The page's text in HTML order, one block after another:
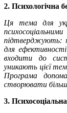
2. Психологічна
Ця тема для
підтверджують:
для
входити до
уникають цієї
Програма
створювати
3.